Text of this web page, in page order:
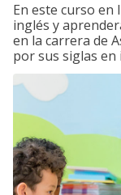
En este curso en
inglés y
en la carrera de
por sus siglas en